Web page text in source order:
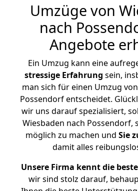
Umzüge von
nach
Angebote
Ein Umzug kann eine
stressige Erfahrung sein,
man sich für einen Umzug
Possendorf entscheidet.
wir uns darauf spezialisiert,
Wiesbaden nach Possendorf,
möglich zu machen und Sie
damit alles
Unsere Firma kennt die
wir sind stolz darauf,